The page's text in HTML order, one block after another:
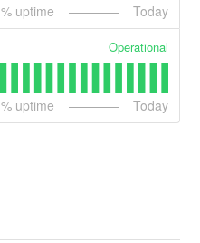
% uptime Today
Operational
% uptime Today